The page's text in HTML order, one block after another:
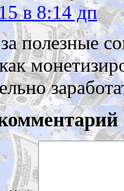
в 8:14 дп
полезные